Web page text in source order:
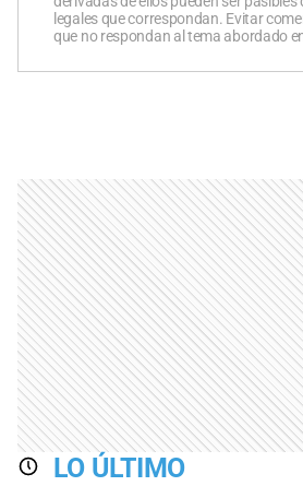
legales que correspondan. Evitar
que no respondan al tema abordado
LO ÚLTIMO